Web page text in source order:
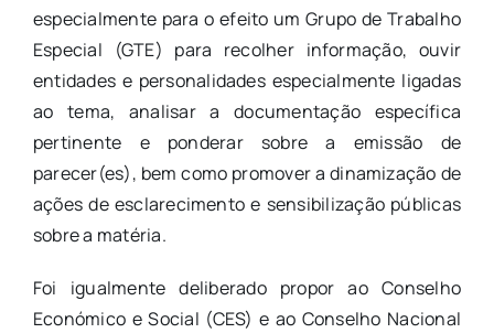
especialmente para o efeito um Grupo de Trabalho
Especial (GTE) para recolher informação, ouvir
entidades e personalidades especialmente ligadas
ao tema, analisar a documentação específica
pertinente e ponderar sobre a emissão de
parecer(es), bem como promover a dinamização de
ações de esclarecimento e sensibilização públicas
sobre a matéria.
Foi igualmente deliberado propor ao Conselho
Económico e Social (CES) e ao Conselho Nacional